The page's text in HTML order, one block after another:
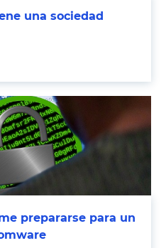
una sociedad
prepararse para un